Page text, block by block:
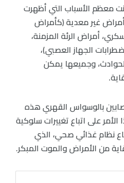
معظم الأسباب التي أظهرت
غير معدية (كأمراض
أمراض الرئة المزمنة،
الجهاز العصبي)،
وجميعها يمكن
بالوسواس القهري هذه
على اتباع تغييرات سلوكية
نظام غذائي صحي، الذي
من الأمراض والموت المبكر.